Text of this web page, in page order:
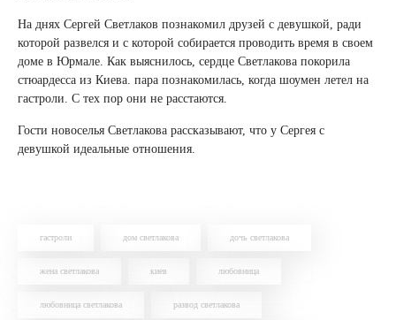
На днях Сергей Светлаков познакомил друзей с девушкой, ради
которой развелся и с которой собирается проводить время в своем
доме в Юрмале. Как выяснилось, сердце Светлакова покорила
стюардесса из Киева. пара познакомилась, когда шоумен летел на
гастроли. С тех пор они не расстаются.
Гости новоселья Светлакова рассказывают, что у Сергея с
девушкой идеальные отношения.
гастроли дом светлакова дочь светлакова
жена светлакова киев любовница
любовница светлакова развод светлакова